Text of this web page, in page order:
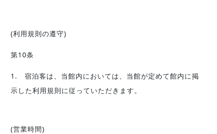
(利用規則の遵守)
第10条
1. 宿泊客は、当館内においては、当館が定めて館内に掲
示した利用規則に従っていただきます。
(営業時間)